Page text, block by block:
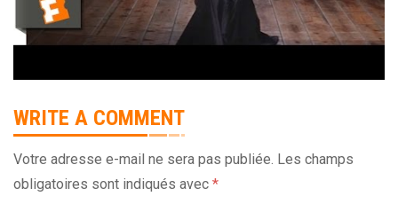
WRITE A COMMENT
Votre adresse e-mail ne sera pas publiée. Les champs
obligatoires sont indiqués avec *